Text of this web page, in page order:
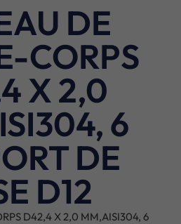
DE
CORPS
X 2,0
6
DE
D12
D42,4 X 2,0 MM,AISI304, 6